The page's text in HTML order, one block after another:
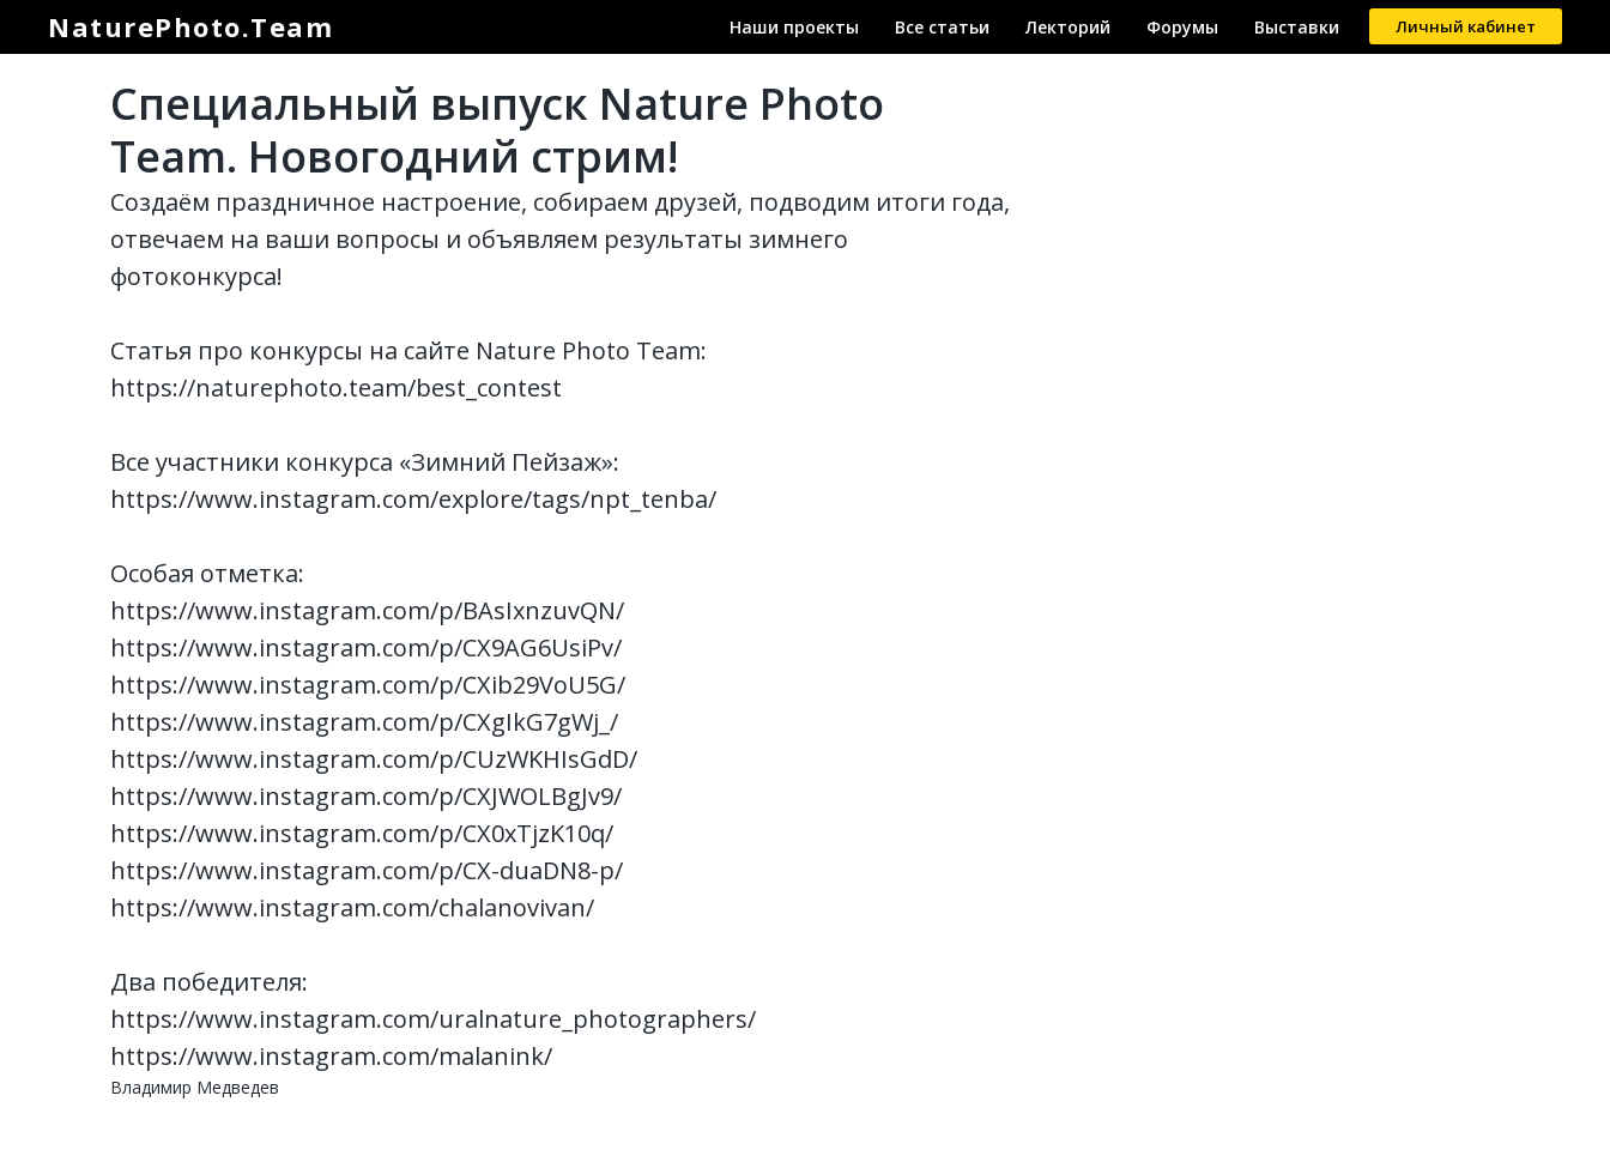
NaturePhoto.Team Наши проекты Все статьи Лекторий Форумы Выставки Личный кабинет
Специальный выпуск Nature Photo
Team. Новогодний стрим!
Создаём праздничное настроение, собираем друзей, подводим итоги года,
отвечаем на ваши вопросы и объявляем результаты зимнего
фотоконкурса!
Статья про конкурсы на сайте Nature Photo Team:
https://naturephoto.team/best_contest
Все участники конкурса «Зимний Пейзаж»:
https://www.instagram.com/explore/tags/npt_tenba/
Особая отметка:
https://www.instagram.com/p/BAsIxnzuvQN/
https://www.instagram.com/p/CX9AG6UsiPv/
https://www.instagram.com/p/CXib29VoU5G/
https://www.instagram.com/p/CXgIkG7gWj_/
https://www.instagram.com/p/CUzWKHIsGdD/
https://www.instagram.com/p/CXJWOLBgJv9/
https://www.instagram.com/p/CX0xTjzK10q/
https://www.instagram.com/p/CX-duaDN8-p/
https://www.instagram.com/chalanovivan/
Два победителя:
https://www.instagram.com/uralnature_photographers/
https://www.instagram.com/malanink/
Владимир Медведев